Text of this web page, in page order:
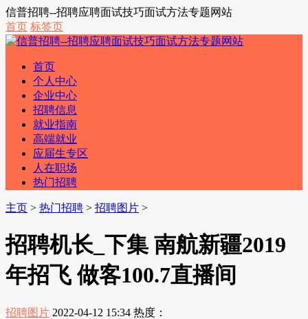
信普招聘--招聘应聘面试技巧面试方法专题网站
首页 标签页
首页
个人中心
企业中心
招聘信息
就业指南
高端就业
应届生专区
人在职场
热门招聘
主页 > 热门招聘 > 招聘图片 >
招聘机长_下集 南航新疆2019
年招飞 做客100.7直播间
招聘图片 2022-04-12 15:34 热度：